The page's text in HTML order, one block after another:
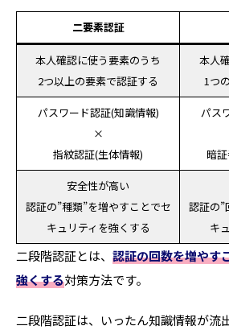
二要素認証
本人確認に使う要素のうち
2つ以上の要素で認証する
本人
1つ
パスワード認証(知識情報)
×
指紋認証(生体情報)
パス
暗
安全性が高い
認証の”種類”を増やすことでセ
キュリティを強くする
認証の”
キ
二段階認証とは、 認証の回数を増やす
強くする対策方法です。
二段階認証は、いったん知識情報が流